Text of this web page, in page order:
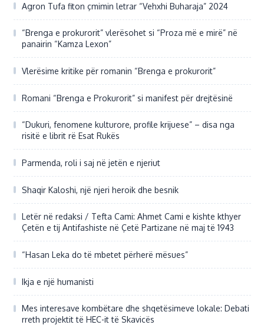
Agron Tufa fiton çmimin letrar “Vehxhi Buharaja” 2024
“Brenga e prokurorit” vlerësohet si “Proza më e mirë” në
panairin “Kamza Lexon”
Vlerësime kritike për romanin “Brenga e prokurorit”
Romani “Brenga e Prokurorit” si manifest për drejtësinë
“Dukuri, fenomene kulturore, profile krijuese” – disa nga
risitë e librit rë Esat Rukës
Parmenda, roli i saj në jetën e njeriut
Shaqir Kaloshi, një njeri heroik dhe besnik
Letër në redaksi / Tefta Cami: Ahmet Cami e kishte kthyer
Çetën e tij Antifashiste në Çetë Partizane në maj të 1943
“Hasan Leka do të mbetet përherë mësues”
Ikja e një humanisti
Mes interesave kombëtare dhe shqetësimeve lokale: Debati
rreth projektit të HEC-it të Skavicës